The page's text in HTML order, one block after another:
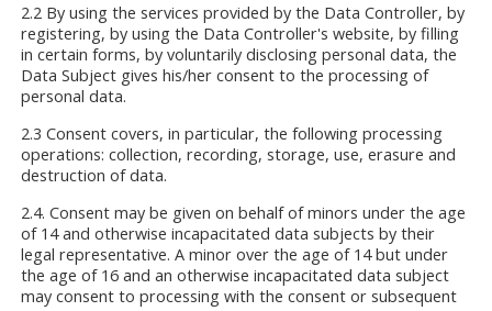
2.2 By using the services provided by the Data Controller, by
registering, by using the Data Controller's website, by filling
in certain forms, by voluntarily disclosing personal data, the
Data Subject gives his/her consent to the processing of
personal data.
2.3 Consent covers, in particular, the following processing
operations: collection, recording, storage, use, erasure and
destruction of data.
2.4. Consent may be given on behalf of minors under the age
of 14 and otherwise incapacitated data subjects by their
legal representative. A minor over the age of 14 but under
the age of 16 and an otherwise incapacitated data subject
may consent to processing with the consent or subsequent